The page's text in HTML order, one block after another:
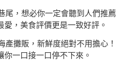
尾，想必你一定會聽到人們推薦
，美食評價更是一致好評。
產攤販，新鮮度絕對不用擔心！
一口接一口停不下來。